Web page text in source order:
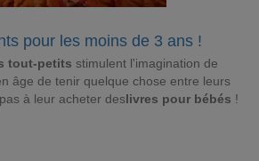
pour les moins de 3 ans !
tout-petits stimulent l'imagination de
âge de tenir quelque chose entre leurs
à leur acheter deslivres pour bébés !